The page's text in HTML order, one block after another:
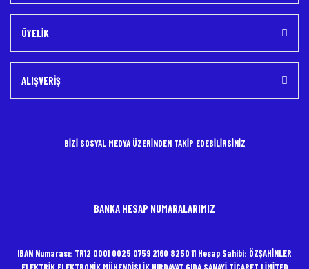
ÜYELİK
ALIŞVERİŞ
BİZİ SOSYAL MEDYA ÜZERİNDEN TAKİP EDEBİLİRSİNİZ
BANKA HESAP NUMARALARIMIZ
IBAN Numarası: TR12 0001 0025 0759 2160 8250 11 Hesap Sahibi: ÖZŞAHİNLER
ELEKTRİK ELEKTRONİK MÜHENDİSLİK HIRDAVAT GIDA SANAYİ TİCARET LİMİTED